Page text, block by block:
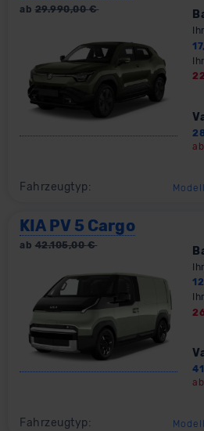
ab 29.990,00€
ab
Fahrzeugtyp:
KIA PV 5 Cargo
ab 42.105,00€
ab
Fahrzeugtyp: